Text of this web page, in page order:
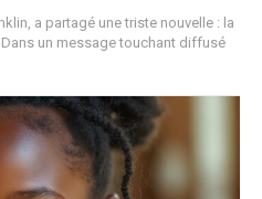
a partagé une triste nouvelle : la